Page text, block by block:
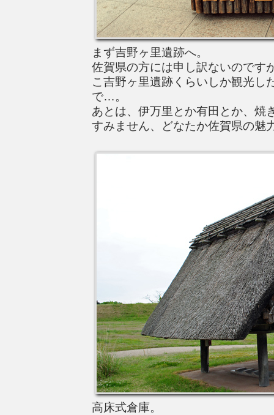
まず吉野ヶ里遺跡へ。
佐賀県の方には申し訳ないのです
こ吉野ヶ里遺跡くらいしか観光し
で…。
あとは、伊万里とか有田とか、焼
すみません、どなたか佐賀県の魅
高床式倉庫。